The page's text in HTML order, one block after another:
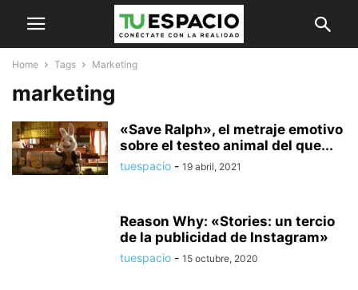
Home Tags Marketing
marketing
«Save Ralph», el metraje emotivo
sobre el testeo animal del que...
tuespacio - 19 abril, 2021
Reason Why: «Stories: un tercio
de la publicidad de Instagram»
tuespacio - 15 octubre, 2020